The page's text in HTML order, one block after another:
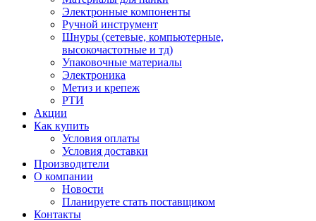
Электронные компоненты
Ручной инструмент
Шнуры (сетевые, компьютерные,
высокочастотные и тд)
Упаковочные материалы
Электроника
Метиз и крепеж
РТИ
Акции
Как купить
Условия оплаты
Условия доставки
Производители
О компании
Новости
Планируете стать поставщиком
Контакты